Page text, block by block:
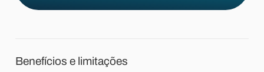
Benefícios e limitações